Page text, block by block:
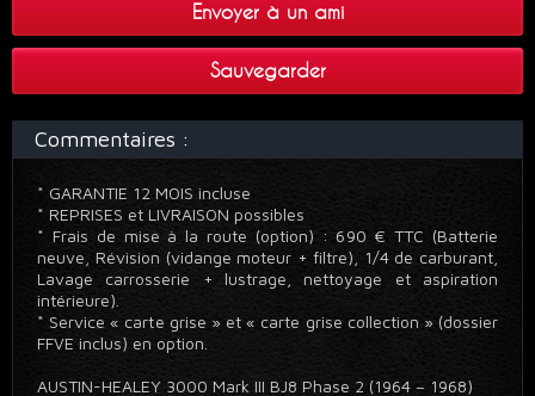
Envoyer à un ami
Sauvegarder
Commentaires :
* GARANTIE 12 MOIS incluse
* REPRISES et LIVRAISON possibles
* Frais de mise à la route (option) : 690 € TTC (Batterie
neuve, Révision (vidange moteur + filtre), 1/4 de carburant,
Lavage carrosserie + lustrage, nettoyage et aspiration
intérieure).
* Service « carte grise » et « carte grise collection » (dossier
FFVE inclus) en option.
AUSTIN-HEALEY 3000 Mark III BJ8 Phase 2 (1964 – 1968)